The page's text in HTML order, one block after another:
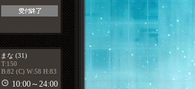
まな (31)
T:150
B:82 (C) W:58 H:83
10:00～24:00